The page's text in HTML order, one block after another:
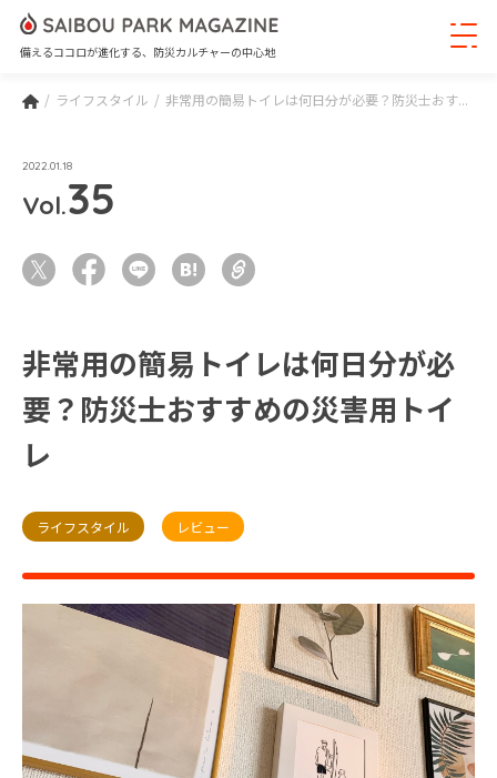
備えるココロが進化する、防災カルチャーの中心地
ライフスタイル 非常用の簡易トイレは何日分が必要？防災士おす...
2022.01.18
Vol.35
非常用の簡易トイレは何日分が必
要？防災士おすすめの災害用トイ
レ
ライフスタイル レビュー